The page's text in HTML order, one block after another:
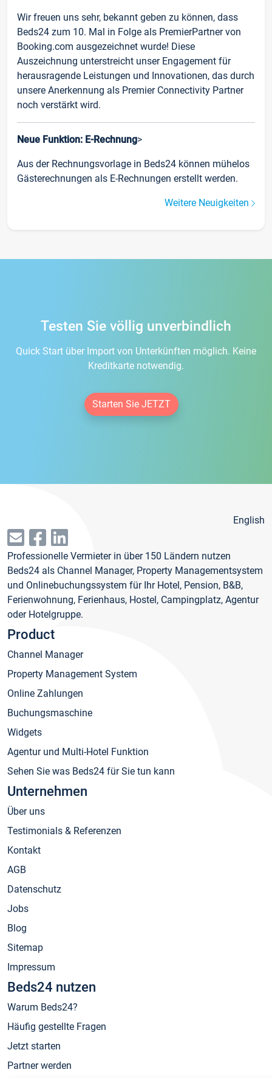
Wir freuen uns sehr, bekannt geben zu können, dass
Beds24 zum 10. Mal in Folge als PremierPartner von
Booking.com ausgezeichnet wurde! Diese
Auszeichnung unterstreicht unser Engagement für
herausragende Leistungen und Innovationen, das durch
unsere Anerkennung als Premier Connectivity Partner
noch verstärkt wird.
Neue Funktion: E-Rechnung>
Aus der Rechnungsvorlage in Beds24 können mühelos
Gästerechnungen als E-Rechnungen erstellt werden.
Weitere Neuigkeiten
Testen Sie völlig unverbindlich
Quick Start über Import von Unterkünften möglich. Keine
Kreditkarte notwendig.
Starten Sie JETZT
English
Professionelle Vermieter in über 150 Ländern nutzen
Beds24 als Channel Manager, Property Managementsystem
und Onlinebuchungssystem für Ihr Hotel, Pension, B&B,
Ferienwohnung, Ferienhaus, Hostel, Campingplatz, Agentur
oder Hotelgruppe.
Product
Channel Manager
Property Management System
Online Zahlungen
Buchungsmaschine
Widgets
Agentur und Multi-Hotel Funktion
Sehen Sie was Beds24 für Sie tun kann
Unternehmen
Über uns
Testimonials & Referenzen
Kontakt
AGB
Datenschutz
Jobs
Blog
Sitemap
Impressum
Beds24 nutzen
Warum Beds24?
Häufig gestellte Fragen
Jetzt starten
Partner werden